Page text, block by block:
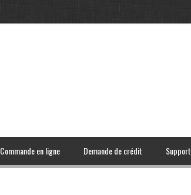
Commande en ligne Demande de crédit Support